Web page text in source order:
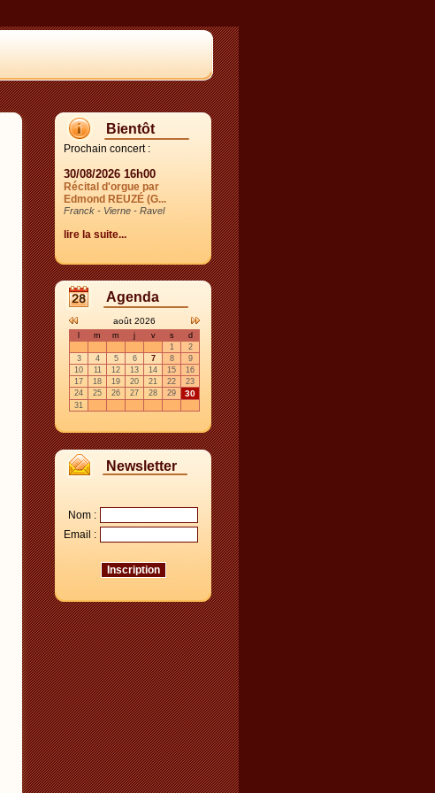
Bientôt
Prochain concert :
30/08/2026 16h00
Récital d'orgue par
Edmond REUZÉ (G...
Franck - Vierne - Ravel
lire la suite...
Agenda
août 2026
m m j v s
d
1
2
3
4 5 6 7 8
9
10
11 12 13 14 15
16
17
18 19 20 21 22
23
24
25 26 27 28 29 30
31
Newsletter
Nom :
Email :